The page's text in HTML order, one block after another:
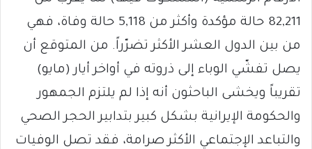
82,211 حالة مؤكدة وأكثر من 5,118 حالة وفاة، فهي
من بين الدول العشر الأكثر تضرّراً. من المتوقع أن
يصل تفشّي الوباء إلى ذروته في أواخر أيار (مايو)
تقريباً ويخشى الباحثون أنه إذا لم يلتزم الجمهور
والحكومة الإيرانية بشكل كبير بتدابير الحجر الصحي
والتباعد الإجتماعي الأكثر صرامة، فقد تصل الوفيات